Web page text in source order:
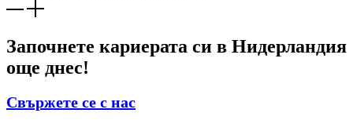
Започнете кариерата си в Нидерландия
още днес!
Свържете се с нас